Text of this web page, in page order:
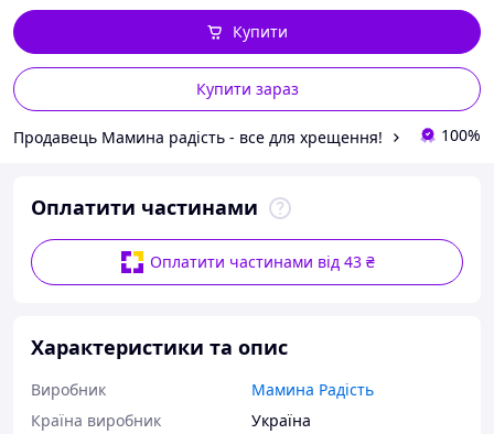
Купити зараз
Купити
Продавець Мамина радість - все для хрещення! 100%
Оплатити частинами
Оплатити частинами від 43 ₴
Характеристики та опис
Виробник
Мамина Радість
Країна виробник
Україна